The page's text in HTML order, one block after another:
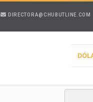
DIRECTORA@CHUBUTLINE.COM